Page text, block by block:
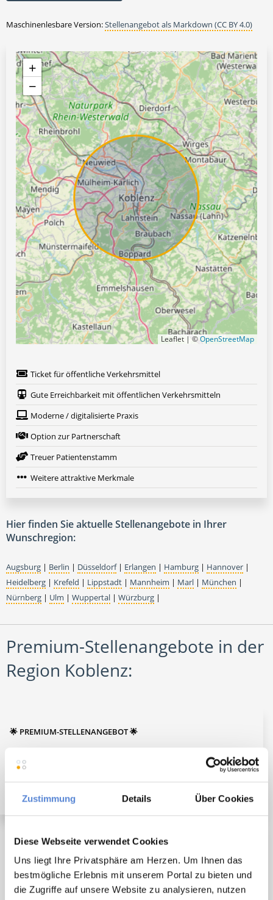
Zustimmung Details Über Cookies
Diese Webseite verwendet Cookies
Uns liegt Ihre Privatsphäre am Herzen. Um Ihnen das
bestmögliche Erlebnis mit unserem Portal zu bieten und
die Zugriffe auf unsere Website zu analysieren, nutzen
Maschinenlesbare Version:Stellenangebot als Markdown (CC BY 4.0)
+
−
Leaflet | ©OpenStreetMap
Ticket für öffentliche Verkehrsmittel
Gute Erreichbarkeit mit öffentlichen Verkehrsmitteln
Moderne / digitalisierte Praxis
Option zur Partnerschaft
Treuer Patientenstamm
Weitere attraktive Merkmale
Hier finden Sie aktuelle Stellenangebote in Ihrer
Wunschregion:
Augsburg | Berlin | Düsseldorf| Erlangen | Hamburg | Hannover |
Heidelberg | Krefeld | Lippstadt | Mannheim | Marl | München |
Nürnberg | Ulm | Wuppertal | Würzburg |
Premium-Stellenangebote in der
Region Koblenz:
🌟 PREMIUM-STELLENANGEBOT 🌟
Angestellter Facharzt mit Option auf Übernahme
(m/w/d) in Vollzeit ab sofort in Sulzbach
Angestellter Facharzt (m/w/d) in Vollzeit ab sofort in
Ransbach-Baumbach